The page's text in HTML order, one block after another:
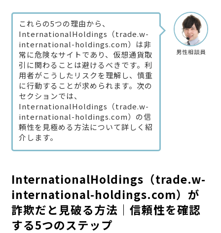
男性相談員
これらの5つの理由から、
InternationalHoldings（trade.w-
international-holdings.com）は非
常に危険なサイトであり、仮想通貨取
引に関わることは避けるべきです。利
用者がこうしたリスクを理解し、慎重
に行動することが求められます。次の
セクションでは、
InternationalHoldings（trade.w-
international-holdings.com）の信
頼性を見極める方法について詳しく紹
介します。
InternationalHoldings（trade.w-
international-holdings.com）が
詐欺だと見破る方法｜信頼性を確認
する5つのステップ